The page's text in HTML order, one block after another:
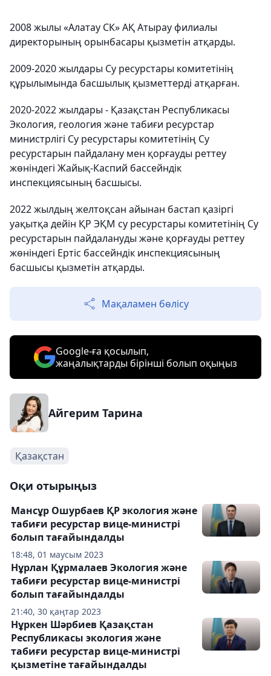
2008 жылы «Алатау СК» АҚ Атырау филиалы
директорының орынбасары қызметін атқарды.
2009-2020 жылдары Су ресурстары комитетінің
құрылымында басшылық қызметтерді атқарған.
2020-2022 жылдары - Қазақстан Республикасы
Экология, геология және табиғи ресурстар
министрлігі Су ресурстары комитетінің Су
ресурстарын пайдалану мен қорғауды реттеу
жөніндегі Жайық-Каспий бассейндік
инспекциясының басшысы.
2022 жылдың желтоқсан айынан бастап қазіргі
уақытқа дейін ҚР ЭҚМ су ресурстары комитетінің Су
ресурстарын пайдалануды және қорғауды реттеу
жөніндегі Ертіс бассейндік инспекциясының
басшысы қызметін атқарды.
Мақаламен бөлісу
Google-ға қосылып,
жаңалықтарды бірінші болып оқыңыз
Айгерим Тарина
Қазақстан
Оқи отырыңыз
18:48, 01 маусым 2023
Мансұр Ошурбаев ҚР экология және
табиғи ресурстар вице-министрі
болып тағайындалды
21:40, 30 қаңтар 2023
Нұрлан Құрмалаев Экология және
табиғи ресурстар вице-министрі
болып тағайындалды
Нұркен Шәрбиев Қазақстан
Республикасы экология және
табиғи ресурстар вице-министрі
қызметіне тағайындалды